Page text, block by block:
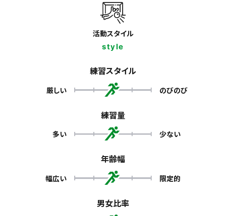
活動スタイル
style
練習スタイル
厳しい のびのび
練習量
多い 少ない
年齢幅
幅広い 限定的
男女比率